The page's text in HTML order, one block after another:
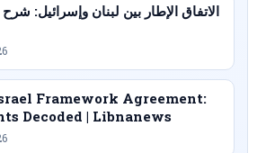
Framework Agreement:
Decoded | Libnanews